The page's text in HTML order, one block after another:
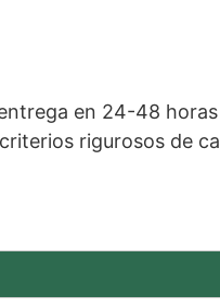
en 24-48
rigurosos de